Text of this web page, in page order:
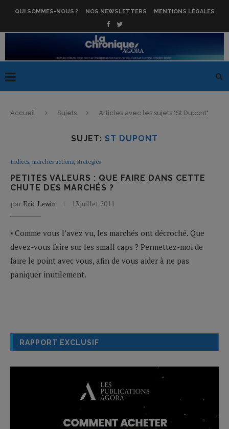
QUI SOMMES-NOUS ? NOS NEWSLETTERS MENTIONS LÉGALES
Accueil Sujets Articles avec les sujets "St Dupont"
SUJET: ST DUPONT
Indices, marches actions, strategies
PETITES VALEURS : QUE FAIRE DANS CETTE
CHUTE DES MARCHÉS ?
par Eric Lewin 13 juillet 2011
▪ Comme vous l’avez vu, les marchés ont décroché. Que
devez-vous faire sur les small caps ? Permettez-moi de
faire le point avec vous, afin de vous aider à ne pas
paniquer inutilement.
RAPPORT EXCLUSIF